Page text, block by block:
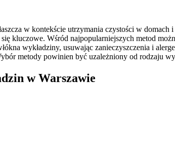
w kontekście utrzymania czystości w
kluczowe. Wśród najpopularniejszych metod
wykładziny, usuwając zanieczyszczenia i
metody powinien być uzależniony od rodzaju
w Warszawie